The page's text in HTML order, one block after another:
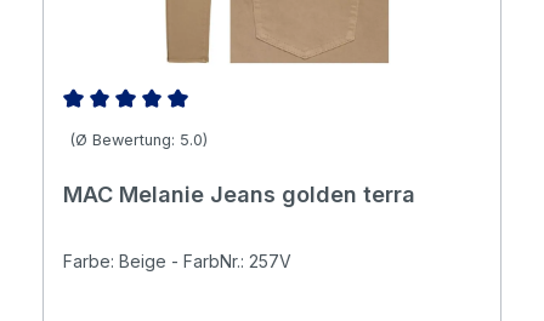
Durchschnittliche Bewertung von 5 von 5 Sternen
(Ø Bewertung: 5.0)
MAC Melanie Jeans golden terra
Farbe: Beige - FarbNr.: 257V